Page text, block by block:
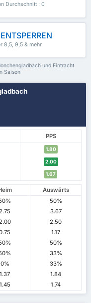
Durchschnitt : 0
ENTSPERREN
8,5, 9,5 & mehr
und Eintracht
Saison
PPS
1.80
2.00
1.67
Auswärts
50%
2.75
3.67
2.00
2.50
1.17
50%
33%
0%
33%
1.37
1.84
1.45 1.74